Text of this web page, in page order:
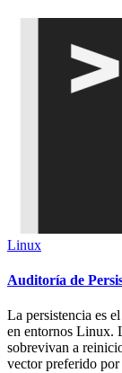
Linux
Auditoría de
La persistencia es
en entornos Linux.
sobrevivan a
vector preferido